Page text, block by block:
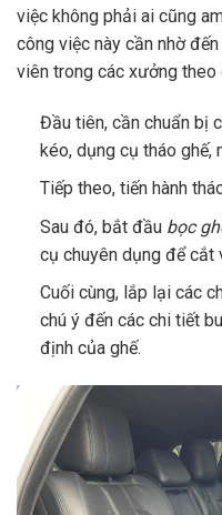
việc không phải ai cũng
công việc này cần nhờ
viên trong các xưởng theo
Đầu tiên, cần chuẩn bị
kéo, dụng cụ tháo ghế,
Tiếp theo, tiến hành
Sau đó, bắt đầu bọc
cụ chuyên dụng để cắt
Cuối cùng, lắp lại các
chú ý đến các chi tiết
định của ghế.